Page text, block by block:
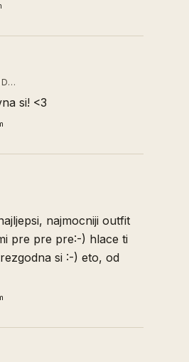
si! <3
najmocniji outfit
pre pre pre:-) hlace ti
si :-) eto, od